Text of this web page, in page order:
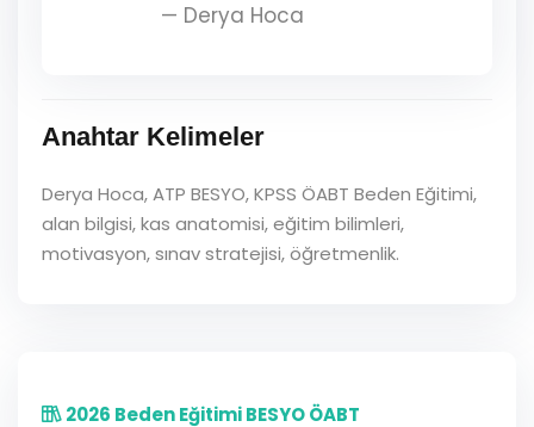
— Derya Hoca
Anahtar Kelimeler
Derya Hoca, ATP BESYO, KPSS ÖABT Beden Eğitimi,
alan bilgisi, kas anatomisi, eğitim bilimleri,
motivasyon, sınav stratejisi, öğretmenlik.
2026 Beden Eğitimi BESYO ÖABT